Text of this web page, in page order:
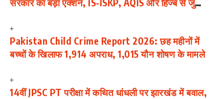
Pakistan Child Crime Report 2026: छह महीनों में
बच्चों के खिलाफ 1,914 अपराध, 1,015 यौन शोषण के मामले
14वीं JPSC PT परीक्षा में कथित धांधली पर झारखंड में बवाल,